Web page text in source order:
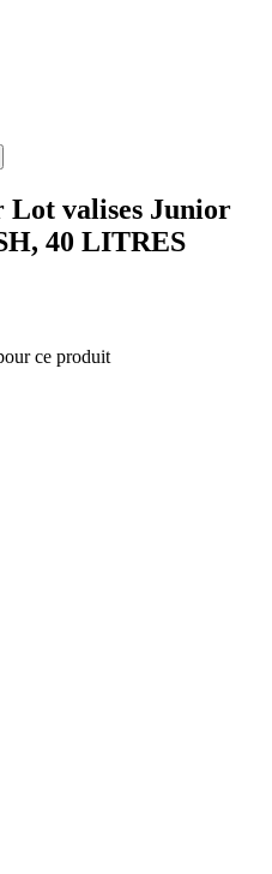
Lot valises Junior
40 LITRES
ce produit